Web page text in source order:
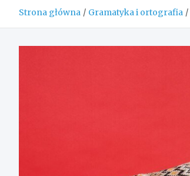
Strona główna Gramatyka i ortografia